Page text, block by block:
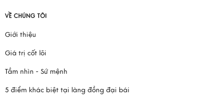
VỀ CHÚNG TÔI
Giới thiệu
Giá trị cốt lõi
Tầm nhìn - Sứ mệnh
5 điểm khác biệt tại làng đồng đại bái